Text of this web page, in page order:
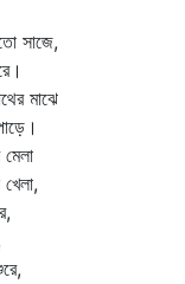
সাজে,
মাঝে